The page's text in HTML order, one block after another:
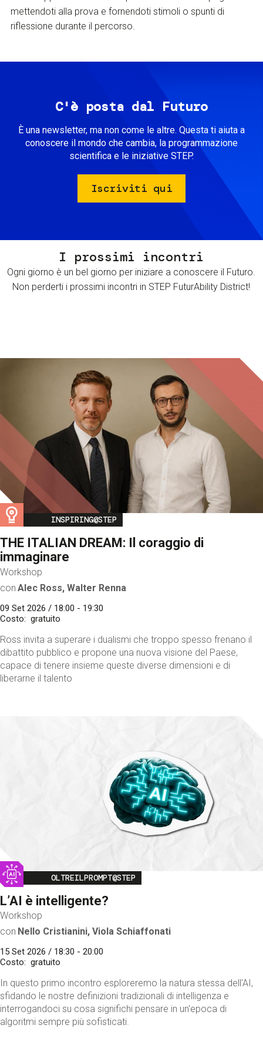
mettendoti alla prova e fornendoti stimoli o spunti di
riflessione durante il percorso.
C'è posta dal Futuro
È una newsletter, ma non come le altre. Questa ti aiuta a
conoscere il mondo che cambia, la programmazione
scientifica e le iniziative STEP.
Iscriviti qui
I prossimi incontri
Ogni giorno è un bel giorno per iniziare a conoscere il Futuro.
Non perderti i prossimi incontri in STEP FuturAbility District!
Image
INSPIRING@STEP
THE ITALIAN DREAM: Il coraggio di
immaginare
Workshop
con Alec Ross, Walter Renna
09 Set 2026 / 18:00 - 19:30
Costo
gratuito
Ross invita a superare i dualismi che troppo spesso frenano il
dibattito pubblico e propone una nuova visione del Paese,
capace di tenere insieme queste diverse dimensioni e di
liberarne il talento
Image
OLTREILPROMPT@STEP
L’AI è intelligente?
Workshop
con Nello Cristianini, Viola Schiaffonati
15 Set 2026 / 18:30 - 20:00
Costo
gratuito
In questo primo incontro esploreremo la natura stessa dell'AI,
sfidando le nostre definizioni tradizionali di intelligenza e
interrogandoci su cosa significhi pensare in un'epoca di
algoritmi sempre più sofisticati.